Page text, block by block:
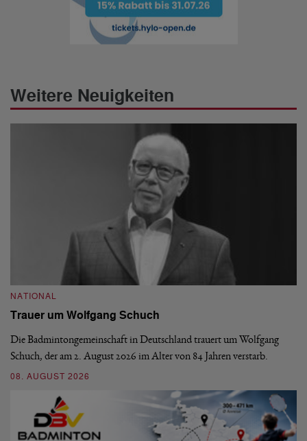
Weitere Neuigkeiten
NATIONAL
Trauer um Wolfgang Schuch
Die Badmintongemeinschaft in Deutschland trauert um Wolfgang
Schuch, der am 2. August 2026 im Alter von 84 Jahren verstarb.
08. AUGUST 2026